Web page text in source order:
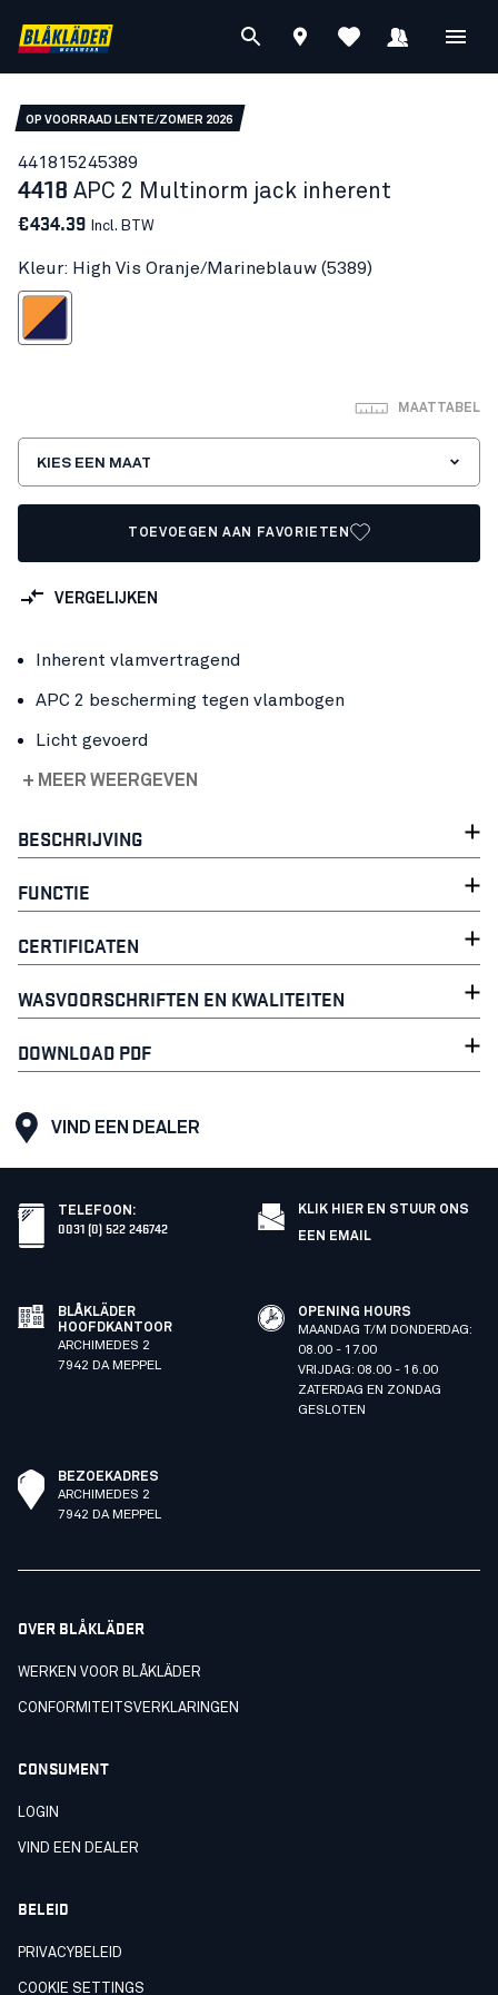
OP VOORRAAD LENTE/ZOMER 2026
441815245389
4418 APC 2 Multinorm jack inherent
€434.39 Incl. BTW
Kleur: High Vis Oranje/Marineblauw (5389)
Marineblauw
MAATTABEL
KIES EEN MAAT
TOEVOEGEN AAN FAVORIETEN
VERGELIJKEN
Inherent vlamvertragend
APC 2 bescherming tegen vlambogen
Licht gevoerd
+ MEER WEERGEVEN
BESCHRIJVING
FUNCTIE
CERTIFICATEN
WASVOORSCHRIFTEN EN KWALITEITEN
DOWNLOAD PDF
VIND EEN DEALER
TELEFOON :
0031 (0) 522 246742
KLIK HIER EN STUUR ONS
EEN EMAIL
BLÅKLÄDER
HOOFDKANTOOR
ARCHIMEDES 2
7942 DA MEPPEL
OPENING HOURS
MAANDAG T/M DONDERDAG:
08.00 - 17.00
VRIJDAG: 08.00 - 16.00
ZATERDAG EN ZONDAG
GESLOTEN
BEZOEKADRES
ARCHIMEDES 2
7942 DA MEPPEL
OVER BLÅKLÄDER
WERKEN VOOR BLÅKLÄDER
CONFORMITEITSVERKLARINGEN
CONSUMENT
LOGIN
VIND EEN DEALER
BELEID
PRIVACYBELEID
COOKIE SETTINGS